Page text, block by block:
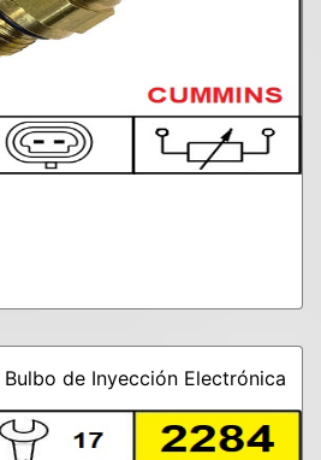
Bulbo de Inyección Electrónica